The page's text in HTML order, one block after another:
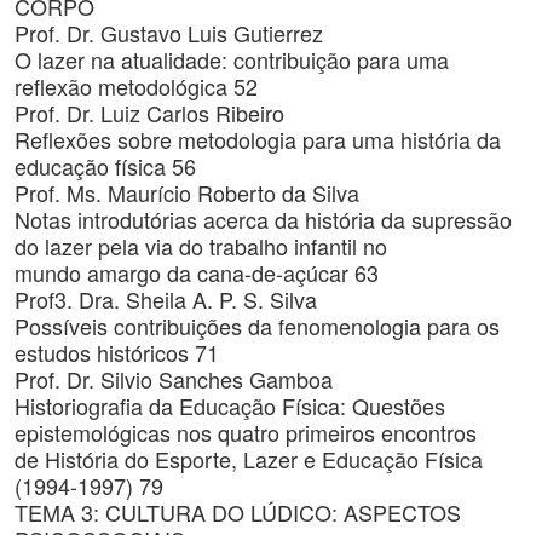
Prof. Dr. Gustavo Luis Gutierrez
O lazer na atualidade: contribuição para uma
reflexão metodológica 52
Prof. Dr. Luiz Carlos Ribeiro
Reflexões sobre metodologia para uma história da
educação física 56
Prof. Ms. Maurício Roberto da Silva
Notas introdutórias acerca da história da supressão
do lazer pela via do trabalho infantil no
mundo amargo da cana-de-açúcar 63
Prof3. Dra. Sheila A. P. S. Silva
Possíveis contribuições da fenomenologia para os
estudos históricos 71
Prof. Dr. Silvio Sanches Gamboa
Historiografia da Educação Física: Questões
epistemológicas nos quatro primeiros encontros
de História do Esporte, Lazer e Educação Física
(1994-1997) 79
TEMA 3: CULTURA DO LÚDICO: ASPECTOS